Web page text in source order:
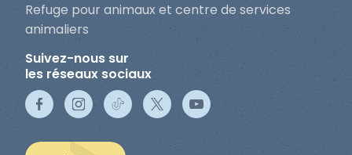
Refuge pour animaux et centre de services
animaliers
Suivez-nous sur
les réseaux sociaux